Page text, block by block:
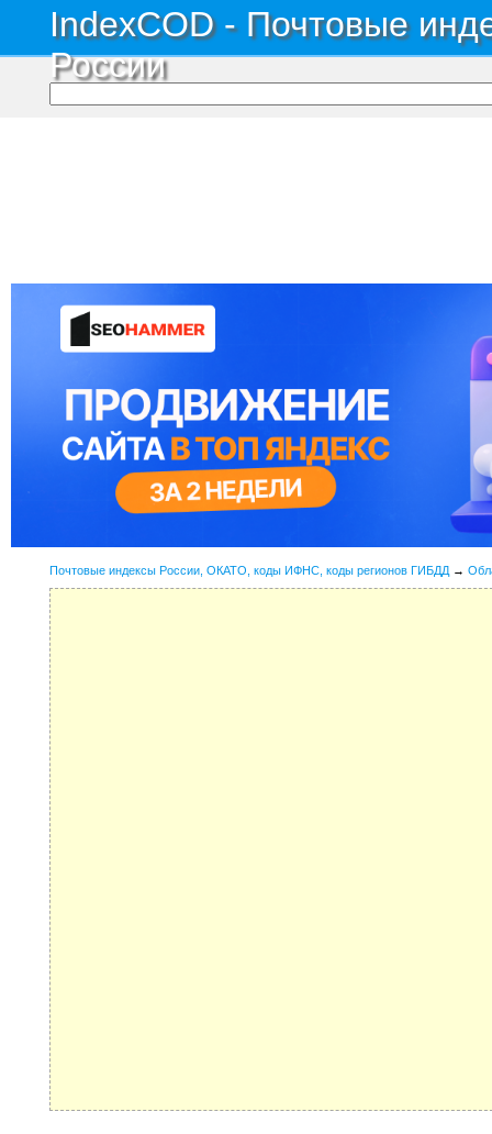
IndexCOD - Почтовые
России
Почтовые индексы России, ОКАТО, коды ИФНС, коды регионов ГИБДД →